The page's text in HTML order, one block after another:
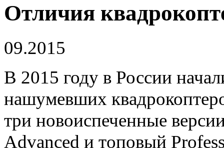
Отличия
09.2015
В 2015 году в России
нашумевших
три новоиспеченные
Advanced и топовый